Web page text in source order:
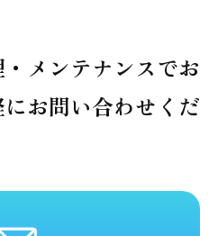
メンテナンスでお
お問い合わせくだ